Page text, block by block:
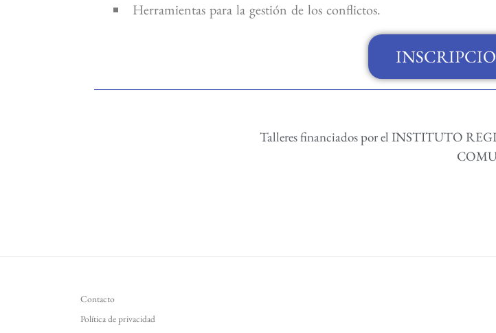
Herramientas para la gestión de los conflictos.
Talleres financiados por el INSTITUTO
Contacto
Política de privacidad